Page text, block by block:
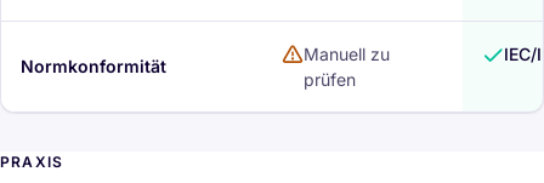
Normkonformität
Manuell zu
prüfen
IEC/
PRAXIS